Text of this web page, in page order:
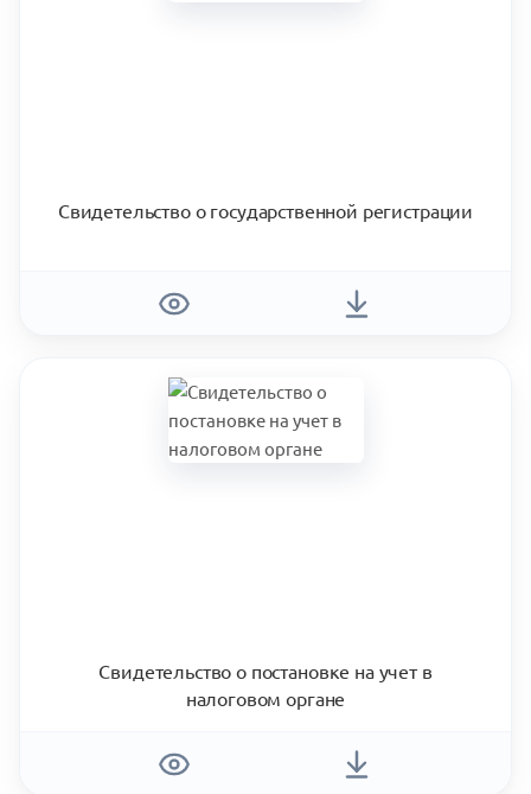
Свидетельство о государственной регистрации
Свидетельство о постановке на учет в
налоговом органе